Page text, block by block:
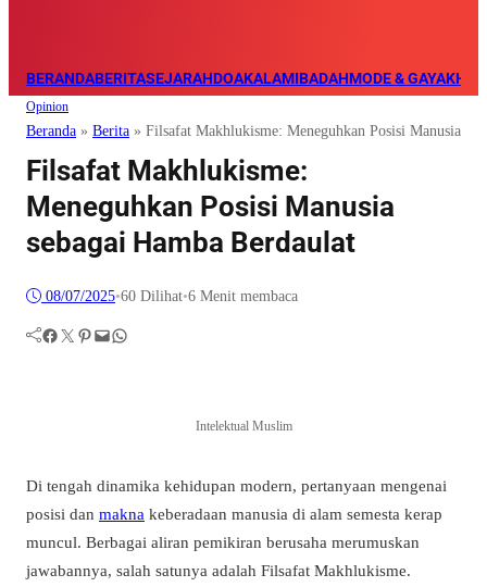
BERANDABERITASEJARAHDOAKALAMIBADAHMODE & GAYA
Opinion
Beranda » Berita » Filsafat Makhlukisme: Meneguhkan Posisi Manusia
Filsafat Makhlukisme:
Meneguhkan Posisi Manusia
sebagai Hamba Berdaulat
08/07/2025•60 Dilihat•6 Menit membaca
Facebook Twitter Pinterest Mail WhatsApp
Intelektual Muslim
Di tengah dinamika kehidupan modern, pertanyaan mengenai
posisi dan makna keberadaan manusia di alam semesta kerap
muncul. Berbagai aliran pemikiran berusaha merumuskan
jawabannya, salah satunya adalah Filsafat Makhlukisme.